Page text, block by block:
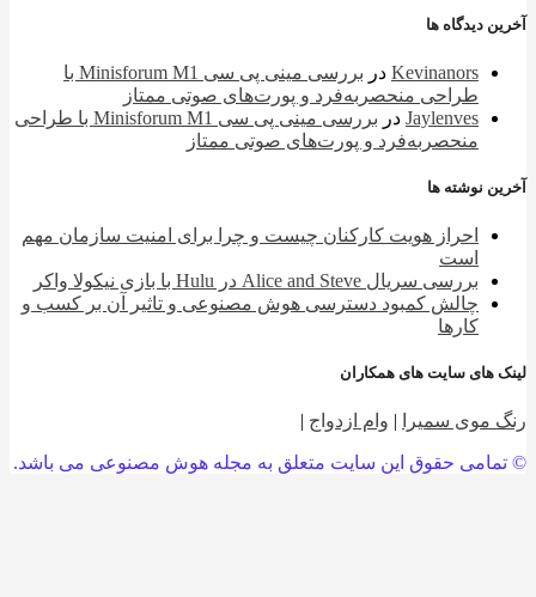
دیدگاه ها
Kevinanorsدر
بررسی مینی پی ‌سی Minisforum M1 با
طراحی منحصربه‌فرد و پورت‌های صوتی ممتاز
Jaylenvesدر
بررسی مینی پی ‌سی Minisforum M1 با طراحی
منحصربه‌فرد و پورت‌های صوتی ممتاز
نوشته ها
احراز هویت کارکنان چیست و چرا برای امنیت سازمان مهم
بررسی سریال Alice and Steve در Hulu با بازی نیکولا واکر
چالش کمبود دسترسی هوش مصنوعی و تاثیر آن بر کسب و
کارها
های سایت های همکاران
موی سمیرا|وام ازدواج |
حقوق این سایت متعلق به مجله هوش مصنوعی می باشد.